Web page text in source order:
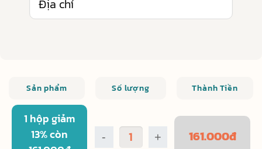
Sản phẩm Số lượng Thành Tiền
1 hộp giảm
13% còn
- + 161.000đ